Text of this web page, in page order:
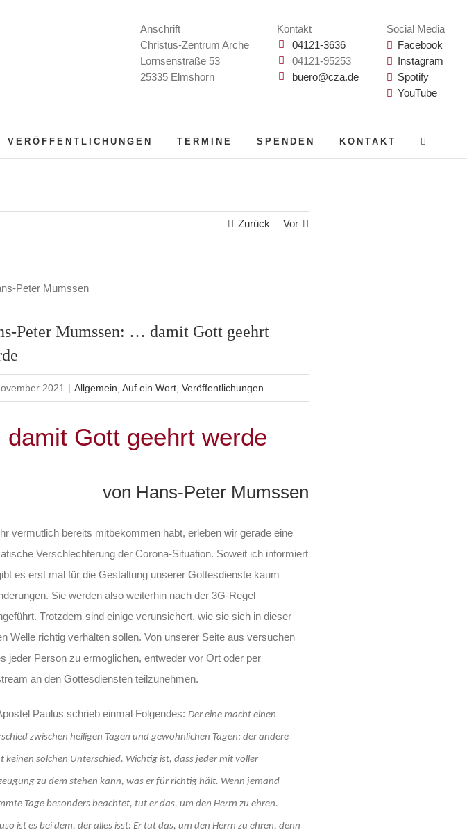
Anschrift
Christus-Zentrum Arche
Lornsenstraße 53
25335 Elmshorn
Kontakt
04121-3636
04121-95253
buero@cza.de
Social Media
Facebook
Instagram
Spotify
YouTube
VERÖFFENTLICHUNGEN TERMINE SPENDEN KONTAKT
Zurück Vor
Peter Mumssen: … damit Gott geehrt
2021 | Allgemein ,Auf ein Wort ,Veröffentlichungen
Gott geehrt werde
von Hans-Peter Mumssen
vermutlich bereits mitbekommen habt, erleben wir gerade eine
Verschlechterung der Corona-Situation. Soweit ich informiert
es erst mal für die Gestaltung unserer Gottesdienste kaum
Sie werden also weiterhin nach der 3G-Regel
Trotzdem sind einige verunsichert, wie sie sich in dieser
Welle richtig verhalten sollen. Von unserer Seite aus versuchen
jeder Person zu ermöglichen, entweder vor Ort oder per
an den Gottesdiensten teilzunehmen.
Paulus schrieb einmal Folgendes:Der eine macht einen
zwischen heiligen Tagen und gewöhnlichen Tagen; der andere
keinen solchen Unterschied. Wichtig ist, dass jeder mit voller
zu dem stehen kann, was er für richtig hält. Wenn jemand
Tage besonders beachtet, tut er das, um den Herrn zu ehren.
ist es bei dem, der alles isst: Er tut das, um den Herrn zu ehren, denn